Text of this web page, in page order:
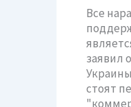
Все
заявил
стоят